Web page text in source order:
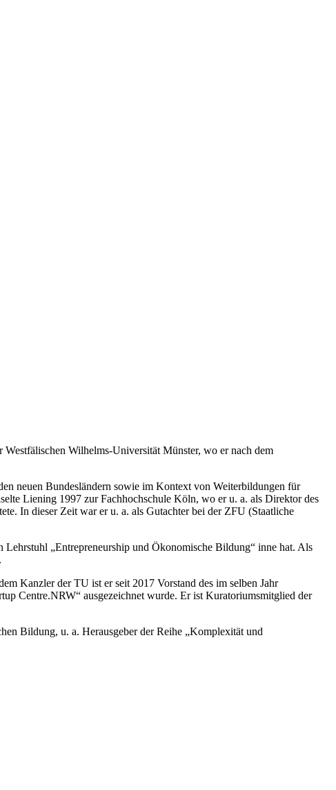
Wilhelms-Universität Münster, wo er nach dem
neuen Bundesländern sowie im Kontext von Weiterbildungen für
Liening 1997 zur Fachhochschule Köln, wo er u. a. als Direktor des
In dieser Zeit war er u. a. als Gutachter bei der ZFU (Staatliche
„Entrepreneurship und Ökonomische Bildung“ inne hat. Als
Kanzler der TU ist er seit 2017 Vorstand des im selben Jahr
Centre.NRW“ ausgezeichnet wurde. Er ist Kuratoriumsmitglied der
Bildung, u. a. Herausgeber der Reihe „Komplexität und